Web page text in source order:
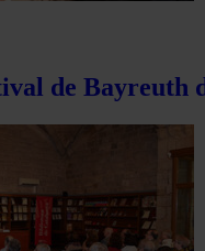
de Bayreuth